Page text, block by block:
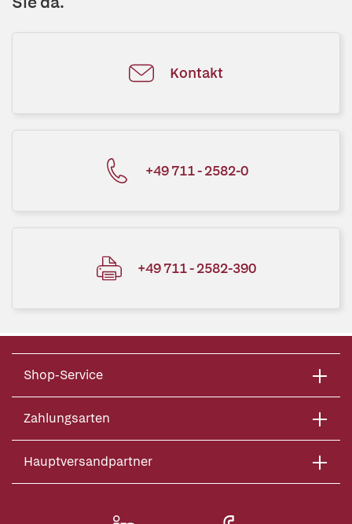
Kontakt
+49 711 - 2582-0
+49 711 - 2582-390
Shop-Service
Zahlungsarten
Hauptversandpartner